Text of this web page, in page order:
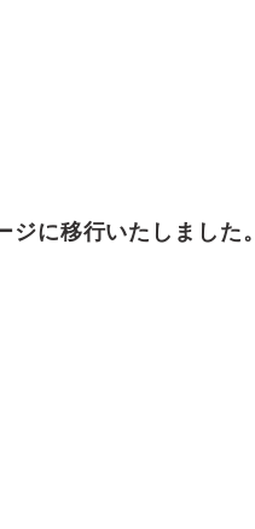
に移行いたしました。